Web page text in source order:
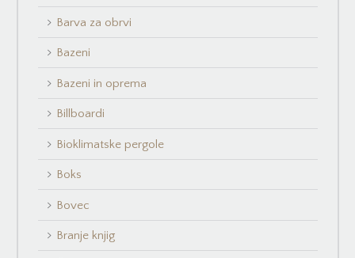
Barva za obrvi
Bazeni
Bazeni in oprema
Billboardi
Bioklimatske pergole
Boks
Bovec
Branje knjig